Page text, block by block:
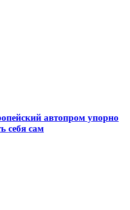
автопром упорно
себя сам